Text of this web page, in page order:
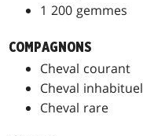
1 200 gemmes
COMPAGNONS
Cheval courant
Cheval inhabituel
Cheval rare